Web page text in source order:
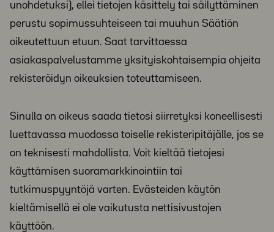
unohdetuksi), ellei tietojen käsittely tai säilyttäminen
perustu sopimussuhteiseen tai muuhun Säätiön
oikeutettuun etuun. Saat tarvittaessa
asiakaspalvelustamme yksityiskohtaisempia ohjeita
rekisteröidyn oikeuksien toteuttamiseen.
Sinulla on oikeus saada tietosi siirretyksi koneellisesti
luettavassa muodossa toiselle rekisteripitäjälle, jos se
on teknisesti mahdollista. Voit kieltää tietojesi
käyttämisen suoramarkkinointiin tai
tutkimuspyyntöjä varten. Evästeiden käytön
kieltämisellä ei ole vaikutusta nettisivustojen
käyttöön.